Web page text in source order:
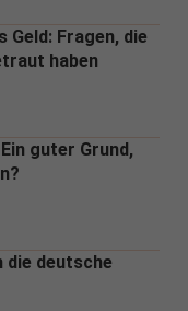
Geld: Fragen, die
haben
guter Grund,
die deutsche